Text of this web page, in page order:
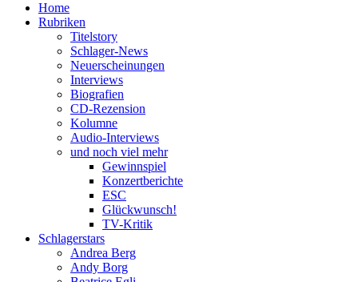
Home
Rubriken
Titelstory
Schlager-News
Neuerscheinungen
Interviews
Biografien
CD-Rezension
Kolumne
Audio-Interviews
und noch viel mehr
Gewinnspiel
Konzertberichte
ESC
Glückwunsch!
TV-Kritik
Schlagerstars
Andrea Berg
Andy Borg